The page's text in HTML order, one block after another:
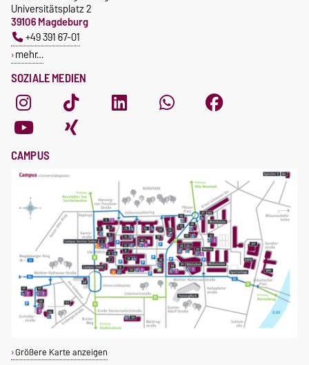
SOZIALE MEDIEN
Universitätsplatz 2
39106 Magdeburg
+49 391 67-01
mehr…
CAMPUS
Größere Karte anzeigen